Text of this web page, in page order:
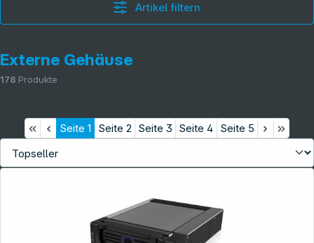
Artikel filtern
Externe Gehäuse
178 Produkte
Seite 1 Seite 2 Seite 3 Seite 4 Seite 5